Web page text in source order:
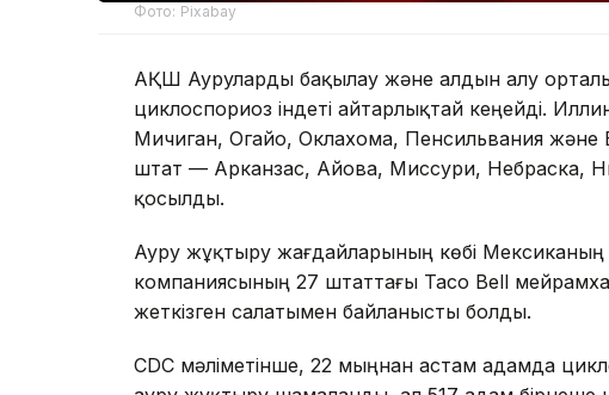
Фото: Pixabay
АҚШ Ауруларды бақылау және алдын алу
циклоспориоз індеті айтарлықтай кеңейді.
Мичиган, Огайо, Оклахома, Пенсильвания
штат — Арканзас, Айова, Миссури, Небраска,
қосылды.
Ауру жұқтыру жағдайларының көбі
компаниясының 27 штаттағы Taco Bell
жеткізген салатымен байланысты болды.
CDC мәліметінше, 22 мыңнан астам адамда